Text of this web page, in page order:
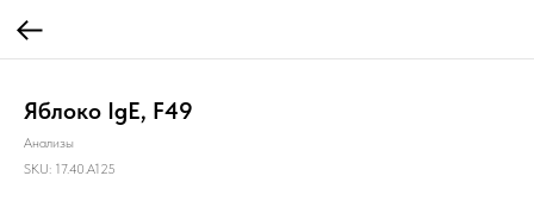
Яблоко IgE, F49
Анализы
SKU: 17.40.A125